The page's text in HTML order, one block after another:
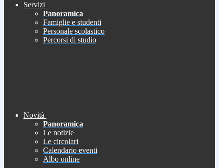
Servizi
Panoramica
Famiglie e studenti
Personale scolastico
Percorsi di studio
Novità
Panoramica
Le notizie
Le circolari
Calendario eventi
Albo online